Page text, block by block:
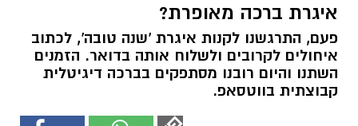
איגרת ברכה מאופרת?
פעם, התרגשנו לקנות איגרת 'שנה טובה', לכתוב
איחולים לקרובים ולשלוח אותה בדואר. הזמנים
השתנו והיום רובנו מסתפקים בברכה דיגיטלית
קבוצתית בווטסאפ.